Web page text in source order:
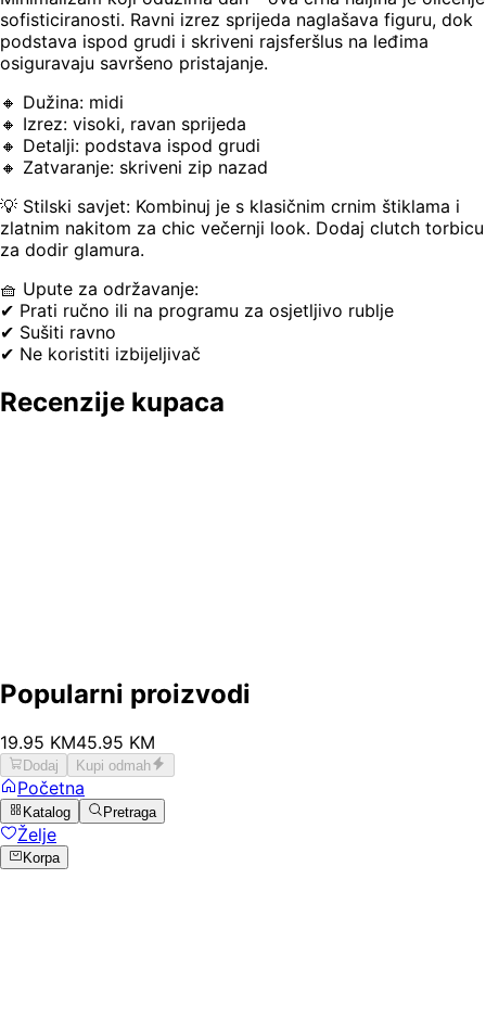
sofisticiranosti. Ravni izrez sprijeda naglašava figuru, dok
podstava ispod grudi i skriveni rajsferšlus na leđima
osiguravaju savršeno pristajanje.
🔸 Dužina: midi
🔸 Izrez: visoki, ravan sprijeda
🔸 Detalji: podstava ispod grudi
🔸 Zatvaranje: skriveni zip nazad
💡 Stilski savjet: Kombinuj je s klasičnim crnim štiklama i
zlatnim nakitom za chic večernji look. Dodaj clutch torbicu
za dodir glamura.
🧺 Upute za održavanje:
✔ Prati ručno ili na programu za osjetljivo rublje
✔ Sušiti ravno
✔ Ne koristiti izbijeljivač
Recenzije kupaca
Popularni proizvodi
19.95 KM45.95 KM
Dodaj Kupi odmah
Početna
Katalog Pretraga
Želje
Korpa